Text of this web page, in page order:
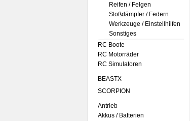
Reifen / Felgen
Stoßdämpfer / Federn
Werkzeuge / Einstellhilfen
Sonstiges
RC Boote
RC Motorräder
RC Simulatoren
BEASTX
SCORPION
Antrieb
Akkus / Batterien